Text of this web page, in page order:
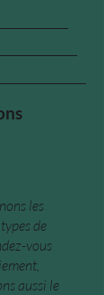
les
de
vous
aussi le